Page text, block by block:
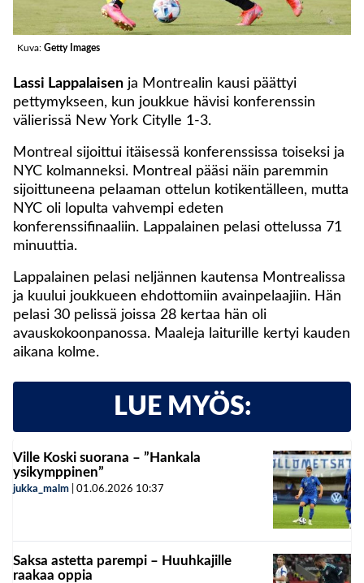
Kuva: Getty Images
Lassi Lappalaisen ja Montrealin kausi päättyi
pettymykseen, kun joukkue hävisi konferenssin
välierissä New York Citylle 1-3.
Montreal sijoittui itäisessä konferenssissa toiseksi ja
NYC kolmanneksi. Montreal pääsi näin paremmin
sijoittuneena pelaaman ottelun kotikentälleen, mutta
NYC oli lopulta vahvempi edeten
konferenssifinaaliin. Lappalainen pelasi ottelussa 71
minuuttia.
Lappalainen pelasi neljännen kautensa Montrealissa
ja kuului joukkueen ehdottomiin avainpelaajiin. Hän
pelasi 30 pelissä joissa 28 kertaa hän oli
avauskokoonpanossa. Maaleja laiturille kertyi kauden
aikana kolme.
LUE MYÖS:
Ville Koski suorana – ”Hankala
ysikymppinen”
jukka_malm 01.06.2026 10:37
Saksa astetta parempi – Huuhkajille
raakaa oppia